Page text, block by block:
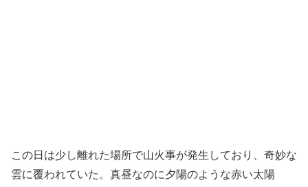
この日は少し離れた場所で山火事が発生しており、奇妙な
雲に覆われていた。真昼なのに夕陽のような赤い太陽